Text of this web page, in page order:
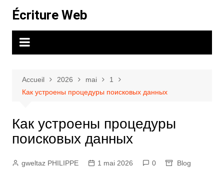
contenu
Écriture Web
Accueil 2026 mai
1
Как устроены процедуры поисковых данных
Как устроены процедуры
поисковых данных
gweltaz PHILIPPE 1 mai 2026 0 Blog